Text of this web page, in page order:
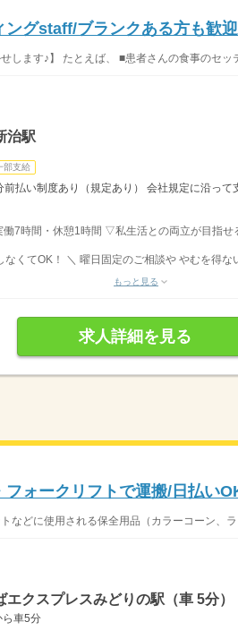
ングstaff/ブランクある方も歓迎
します♪】 たとえば、 ■患者さんの食事のセッ
治駅
部支給
払い制度あり（規定あり） 会社規定に沿って
7時間・休憩1時間 ▽私生活との両立が目指せ
くてOK！ ＼ 曜日固定のご相談や やむを得な
もっと見る
求人詳細を見る
ォークリフトで運搬/日払い
などに使用される保全用品（カラーコーン、
クスプレスみどりの駅（車 5分）
ら車5分